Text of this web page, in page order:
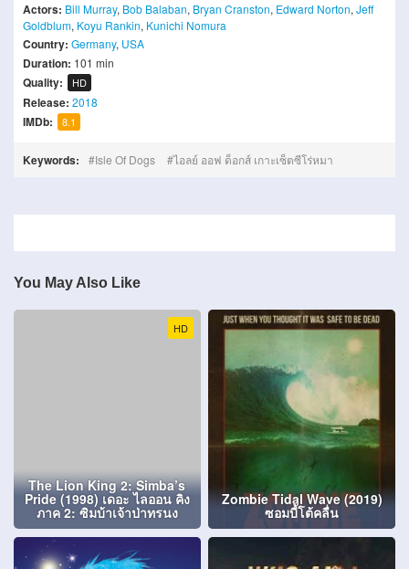
Actors: Bill Murray, Bob Balaban, Bryan Cranston, Edward Norton, Jeff
Goldblum, Koyu Rankin, Kunichi Nomura
Country: Germany, USA
Duration: 101 min
Quality: HD
Release: 2018
IMDb: 8.1
Keywords: Isle Of Dogs ไอลย์ ออฟ ด็อกส์ เกาะเซ็ตซีโร่หมา
You May Also Like
HD
The Lion King 2: Simba’s
Pride (1998) เดอะ ไลออน คิง
ภาค 2: ซิมบ้าเจ้าป่าทรนง
Zombie Tidal Wave (2019)
ซอมบี้โต้คลื่น